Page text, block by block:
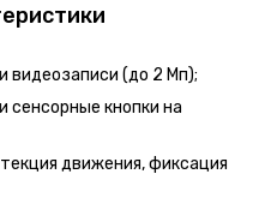
видеозаписи (до 2 Мп);
сенсорные кнопки на
движения, фиксация